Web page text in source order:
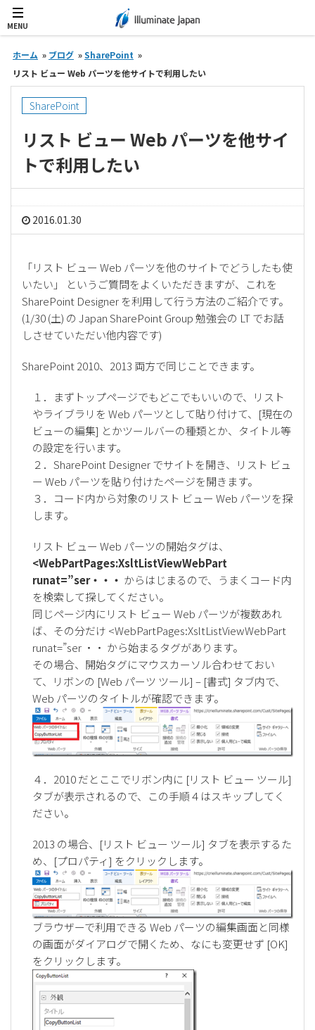
MENU
ホーム » ブログ »SharePoint »
リスト ビュー Web パーツを他サイトで利用したい
SharePoint
リスト ビュー Web パーツを他サイ
トで利用したい
2016.01.30
「リスト ビュー Web パーツを他のサイトでどうしたも使
いたい」 というご質問をよくいただきますが、これを
SharePoint Designer を利用して行う方法のご紹介です。
(1/30 (土) の Japan SharePoint Group 勉強会の LT でお話
しさせていただい他内容です)
SharePoint 2010、2013 両方で同じことできます。
１．まずトップページでもどこでもいいので、リスト
やライブラリを Web パーツとして貼り付けて、[現在の
ビューの編集] とかツールバーの種類とか、タイトル等
の設定を行います。
２．SharePoint Designer でサイトを開き、リスト ビュ
ー Web パーツを貼り付けたページを開きます。
３．コード内から対象のリスト ビュー Web パーツを探
します。
リスト ビュー Web パーツの開始タグは、
<WebPartPages:XsltListViewWebPart
runat=”ser・・・ からはじまるので、うまくコード内
を検索して探してください。
同じページ内にリスト ビュー Web パーツが複数あれ
ば、その分だけ <WebPartPages:XsltListViewWebPart
runat=”ser ・・ から始まるタグがあります。
その場合、開始タグにマウスカーソル合わせておい
て、リボンの [Web パーツ ツール] – [書式] タブ内で、
Web パーツのタイトルが確認できます。
４．2010 だとここでリボン内に [リスト ビュー ツール]
タブが表示されるので、この手順４はスキップしてく
ださい。
2013 の場合、[リスト ビュー ツール] タブを表示するた
め、[プロパティ] をクリックします。
ブラウザーで利用できる Web パーツの編集画面と同様
の画面がダイアログで開くため、なにも変更せず [OK]
をクリックします。